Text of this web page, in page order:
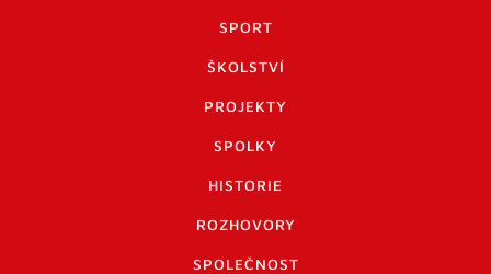
SPORT
ŠKOLSTVÍ
PROJEKTY
SPOLKY
HISTORIE
ROZHOVORY
SPOLEČNOST